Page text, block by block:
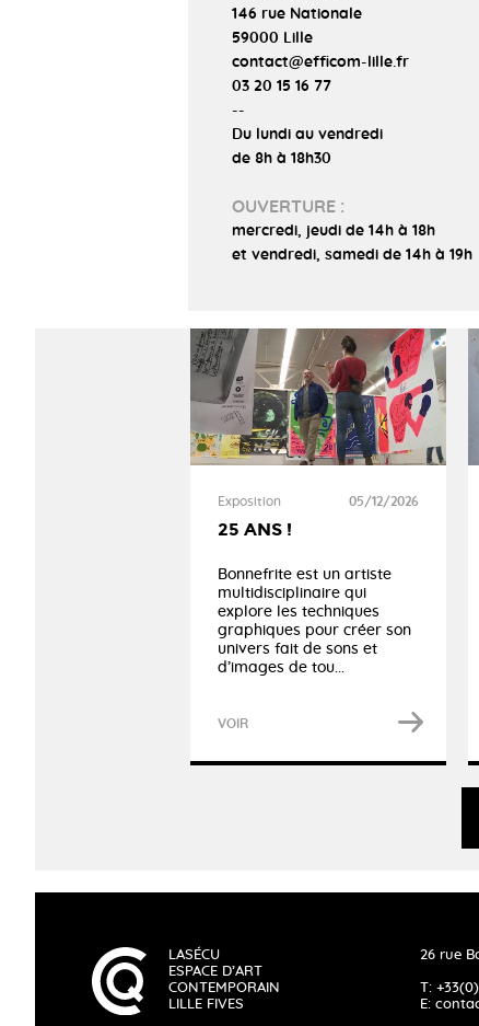
146 rue Nationale
59000 Lille
contact@efficom-lille.fr
03 20 15 16 77
--
Du lundi au vendredi
de 8h à 18h30
OUVERTURE :
mercredi, jeudi de 14h à 18h
et vendredi, samedi de 14h à 19h
Exposition 05/12/2026
25 ANS !
Bonnefrite est un artiste
multidisciplinaire qui
explore les techniques
graphiques pour créer son
univers fait de sons et
d’images de tou...
VOIR
LASÉCU
ESPACE D’ART
CONTEMPORAIN
LILLE FIVES
26 rue
T:
E: